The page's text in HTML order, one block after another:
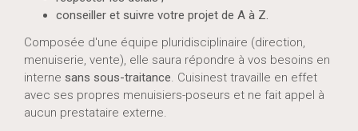
conseiller et suivre votre projet de A à Z.
Composée d'une équipe pluridisciplinaire (direction,
menuiserie, vente), elle saura répondre à vos besoins en
interne sans sous-traitance. Cuisinest travaille en effet
avec ses propres menuisiers-poseurs et ne fait appel à
aucun prestataire externe.